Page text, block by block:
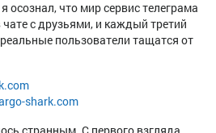
осознал, что мир сервис телеграма
с друзьями, и каждый третий
пользователи тащатся от
shark.com